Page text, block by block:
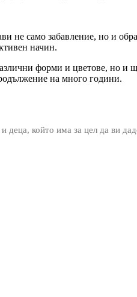
не само забавление, но и
начин.
форми и цветове, но
на много години.
който има за цел да ви